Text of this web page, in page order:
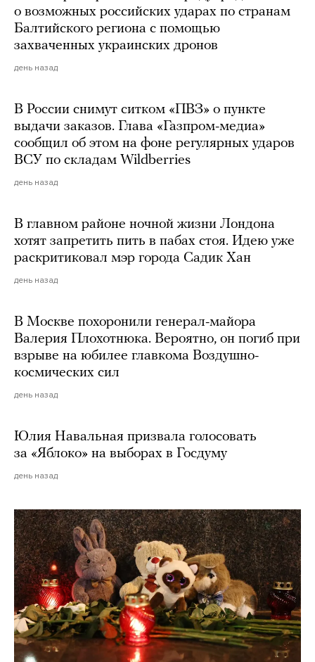
о возможных российских ударах по странам
Балтийского региона с помощью
захваченных украинских дронов
день назад
В России снимут ситком «ПВЗ» о пункте
выдачи заказов. Глава «Газпром-медиа»
сообщил об этом на фоне регулярных ударов
ВСУ по складам Wildberries
день назад
В главном районе ночной жизни Лондона
хотят запретить пить в пабах стоя. Идею уже
раскритиковал мэр города Садик Хан
день назад
В Москве похоронили генерал-майора
Валерия Плохотнюка. Вероятно, он погиб при
взрыве на юбилее главкома Воздушно-
космических сил
день назад
Юлия Навальная призвала голосовать
за «Яблоко» на выборах в Госдуму
день назад